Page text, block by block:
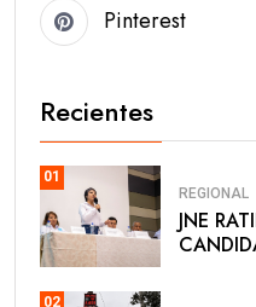
Pinterest
Recientes
01
REGIONAL
JNE
02